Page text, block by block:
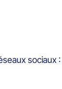
sociaux